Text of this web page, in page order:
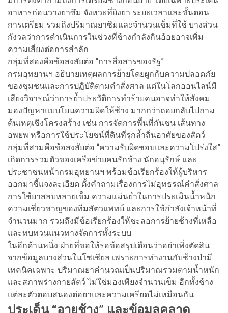
อาหารก่อนวางยาซึม จังหวะที่ยิงยา ระยะเวลาและขั้นตอน
การเตรียม รวมถึงปริมาณยาซึมและจำนวนเข็มที่ใช้ บางส่วน
กังวลว่าการดำเนินการในช่วงที่ช้างกำลังกินอ้อยอาจเพิ่ม
ความเสี่ยงต่อการสำลัก
กลุ่มที่สองคือข้อสงสัยต่อ “การสื่อสารของรัฐ”
กรมอุทยานฯ อธิบายเหตุผลการย้ายโดยผูกกับความปลอดภัย
ของชุมชนและการปฏิบัติตามคำสั่งศาล แต่ในโลกออนไลน์มี
เสียงวิจารณ์ว่าการย้ำประวัติการทำร้ายคนอาจทำให้สังคม
มองปัญหาแบบโยนความผิดให้ช้าง มากกว่าถอยกลับไปถาม
ต้นเหตุเชิงโครงสร้าง เช่น การจัดการพื้นที่กันชน เส้นทาง
อพยพ หรือการใช้ประโยชน์ที่ดินที่รุกล้ำถิ่นอาศัยของสัตว์
กลุ่มที่สามคือข้อสงสัยต่อ “ความรับผิดชอบและความโปร่งใส”
เกิดการรวมตัวของเครือข่ายคนรักช้าง นักอนุรักษ์ และ
ประชาชนหน้ากรมอุทยานฯ พร้อมข้อเรียกร้องให้ผู้บริหาร
ออกมาชี้แจงละเอียด ตั้งคำถามเรื่องการไม่อุทธรณ์คำสั่งศาล
การใช้ยาสลบหลายเข็ม ความแม่นยำในการประเมินน้ำหนัก
ความเชี่ยวชาญของทีมสัตวแพทย์ และการใช้กำลังเจ้าหน้าที่
จำนวนมาก รวมถึงมีข้อเรียกร้องให้ชะลอการย้ายช้างที่เหลือ
และทบทวนแนวทางจัดการทั้งระบบ
ในอีกด้านหนึ่ง ฝ่ายที่ขอให้รอข้อสรุปเตือนว่าอย่าเพิ่งตัดสิน
จากข้อมูลบางส่วนในโซเชียล เพราะการทำงานกับช้างป่ามี
เทคนิคเฉพาะ ปริมาณยาคำนวณเป็นปริมาณรวมตามน้ำหนัก
และสภาพร่างกายสัตว์ ไม่ใช่มองเพียงจำนวนเข็ม อีกทั้งช้าง
แต่ละตัวตอบสนองต่อยาและความเครียดไม่เหมือนกัน
ประเด็น “อายุช้าง” และข้อมูลคลาด